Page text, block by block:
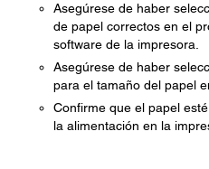
Asegúrese de haber
de papel correctos en el
software de la impresora.
Asegúrese de haber
para el tamaño del papel
Confirme que el papel
la alimentación en la